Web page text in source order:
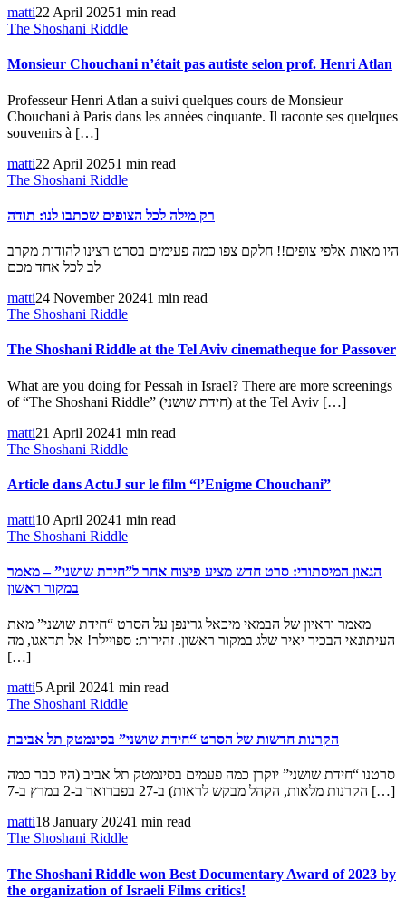
matti22 April 20251 min read
The Shoshani Riddle
Monsieur Chouchani n’était pas autiste selon prof. Henri Atlan
Professeur Henri Atlan a suivi quelques cours de Monsieur
Chouchani à Paris dans les années cinquante. Il raconte ses quelques
souvenirs à […]
matti22 April 20251 min read
The Shoshani Riddle
רק מילה לכל הצופים שכתבו לנו: תודה
היו מאות אלפי צופים!! חלקם צפו כמה פעימים בסרט רצינו להודות מקרב
לב לכל אחד מכם
matti24 November 20241 min read
The Shoshani Riddle
The Shoshani Riddle at the Tel Aviv cinematheque for Passover
What are you doing for Pessah in Israel? There are more screenings
of “The Shoshani Riddle” (חידת שושני) at the Tel Aviv […]
matti21 April 20241 min read
The Shoshani Riddle
Article dans ActuJ sur le film “l’Enigme Chouchani”
matti10 April 20241 min read
The Shoshani Riddle
הגאון המיסתורי: סרט חדש מציע פיצוח אחר ל”חידת שושני” – מאמר
במקור ראשון
מאמר וראיון של הבמאי מיכאל גרינפן על הסרט “חידת שושני” מאת
העיתונאי הבכיר יאיר שלג במקור ראשון. זהירות: ספויילר! אל תדאגו, מה
[…]
matti5 April 20241 min read
The Shoshani Riddle
הקרנות חדשות של הסרט “חידת שושני” בסינמטק תל אביבת
סרטנו “חידת שושני” יוקרן כמה פעמים בסינמטק תל אביב (היו כבר כמה
הקרנות מלאות, הקהל מבקש לראות) ב-27 בפברואר ב-2 במרץ ב-7 […]
matti18 January 20241 min read
The Shoshani Riddle
The Shoshani Riddle won Best Documentary Award of 2023 by
the organization of Israeli Films critics!